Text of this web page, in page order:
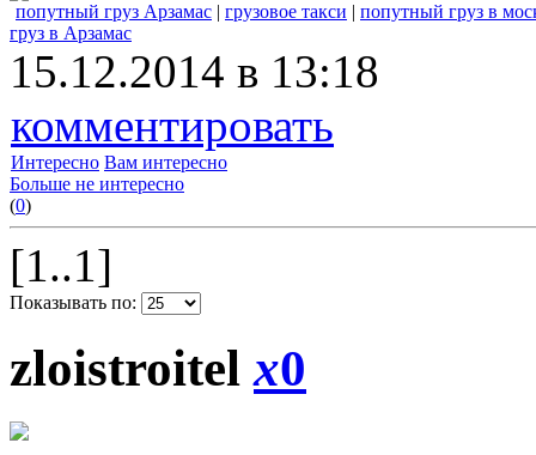
попутный груз Арзамас | грузовое такси | попутный груз в
груз в Арзамас
15.12.2014 в 13:18
комментировать
Интересно Вам интересно
Больше не интересно
(0)
[1..1]
Показывать по:
zloistroitelx0